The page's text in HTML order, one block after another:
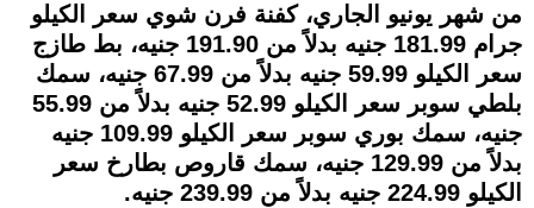
من شهر يونيو الجاري، كفنة فرن شوي سعر الكيلو
جرام 181.99 جنيه بدلاً من 191.90 جنيه، بط طازج
سعر الكيلو 59.99 جنيه بدلاً من 67.99 جنيه، سمك
بلطي سوبر سعر الكيلو 52.99 جنيه بدلاً من 55.99
جنيه، سمك بوري سوبر سعر الكيلو 109.99 جنيه
بدلاً من 129.99 جنيه، سمك قاروص بطارخ سعر
الكيلو 224.99 جنيه بدلاً من 239.99 جنيه.